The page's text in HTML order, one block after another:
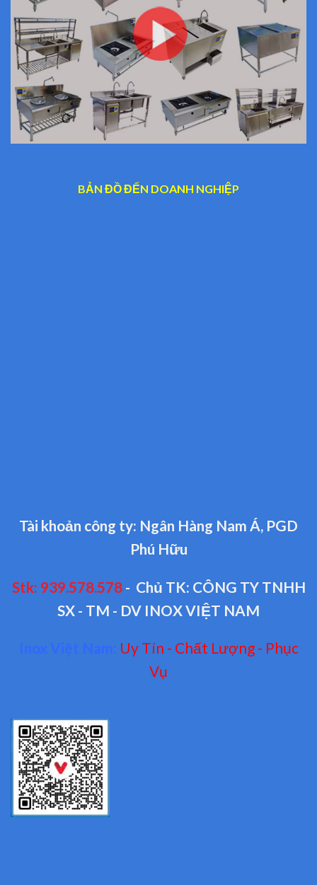
BẢN ĐỒ ĐẾN DOANH NGHIỆP
Tài khoản công ty: Ngân Hàng Nam Á, PGD
Phú Hữu
Stk: 939.578.578- Chủ TK: CÔNG TY TNHH
SX - TM - DV INOX VIỆT NAM
Inox Việt Nam: Uy Tín - Chất Lượng - Phục
Vụ